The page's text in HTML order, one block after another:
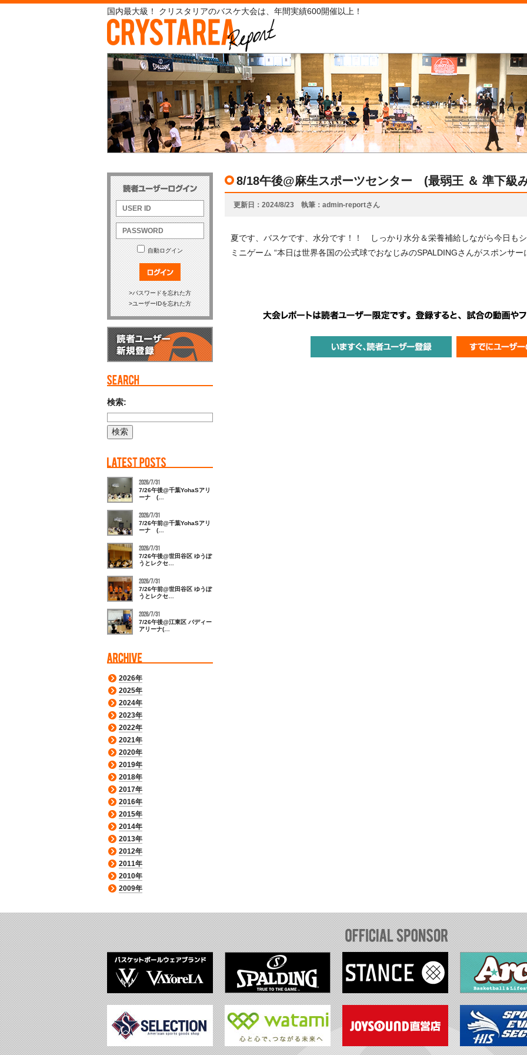
国内最大級！ クリスタリアのバスケ大会は、年間実績600開催以上！
8/18午後@麻生スポーツセンター (最弱王 ＆ 準下級
更新日 2024/8/23 執筆 admin-reportさん
夏です、バスケです、水分です！！ しっかり水分＆栄養補給しながら今日も
ミニゲーム “本日は世界各国の公式球でおなじみのSPALDINGさんがスポンサ
自動ログイン
パスワードを忘れた方
ユーザーIDを忘れた方
検索:
2026/7/31
7/26午後@千葉YohaSアリ
ーナ (…
2026/7/31
7/26午前@千葉YohaSアリ
ーナ (…
2026/7/31
7/26午後@世田谷区 ゆうぽ
うとレクセ…
2026/7/31
7/26午前@世田谷区 ゆうぽ
うとレクセ…
2026/7/31
7/26午後@江東区 バディー
アリーナ(…
2026年
2025年
2024年
2023年
2022年
2021年
2020年
2019年
2018年
2017年
2016年
2015年
2014年
2013年
2012年
2011年
2010年
2009年